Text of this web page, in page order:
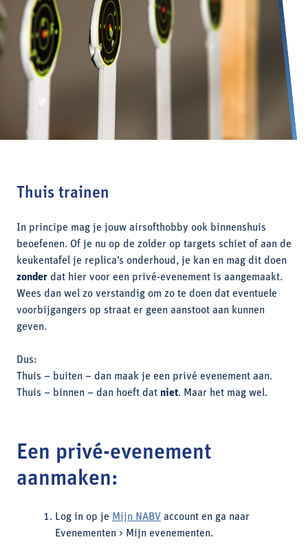
Thuis trainen
In principe mag je jouw airsofthobby ook binnenshuis
beoefenen. Of je nu op de zolder op targets schiet of aan de
keukentafel je replica’s onderhoud, je kan en mag dit doen
zonder dat hier voor een privé-evenement is aangemaakt.
Wees dan wel zo verstandig om zo te doen dat eventuele
voorbijgangers op straat er geen aanstoot aan kunnen
geven.
Dus:
Thuis – buiten – dan maak je een privé evenement aan.
Thuis – binnen – dan hoeft dat niet. Maar het mag wel.
Een privé-evenement
aanmaken:
Log in op je Mijn NABV account en ga naar
Evenementen > Mijn evenementen.